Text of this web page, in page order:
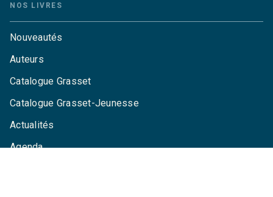
NOS LIVRES
Nouveautés
Auteurs
Catalogue Grasset
Catalogue Grasset-Jeunesse
Actualités
Agenda